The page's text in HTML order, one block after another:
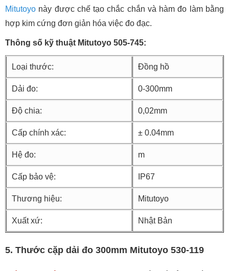
Mitutoyo này được chế tạo chắc chắn và hàm đo làm bằng
hợp kim cứng đơn giản hóa việc đo đạc.
Thông số kỹ thuật Mitutoyo 505-745:
Loại thước: Đồng hồ
Dải đo: 0-300mm
Độ chia: 0,02mm
Cấp chính xác: ± 0.04mm
Hệ đo: m
Cấp bảo vệ: IP67
Thương hiệu: Mitutoyo
Xuất xứ: Nhật Bản
5. Thước cặp dải đo 300mm Mitutoyo 530-119